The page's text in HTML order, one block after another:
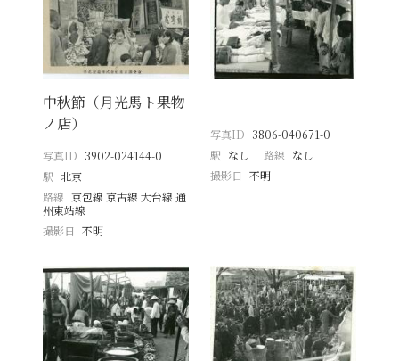
中秋節（月光馬ト果物
ノ店）
写真ID 3902-024144-0
駅 北京
路線 京包線 京古線 大台線 通
州東站線
撮影日
不明
−
写真ID 3806-040671-0
駅 なし 路線 なし
撮影日 不明